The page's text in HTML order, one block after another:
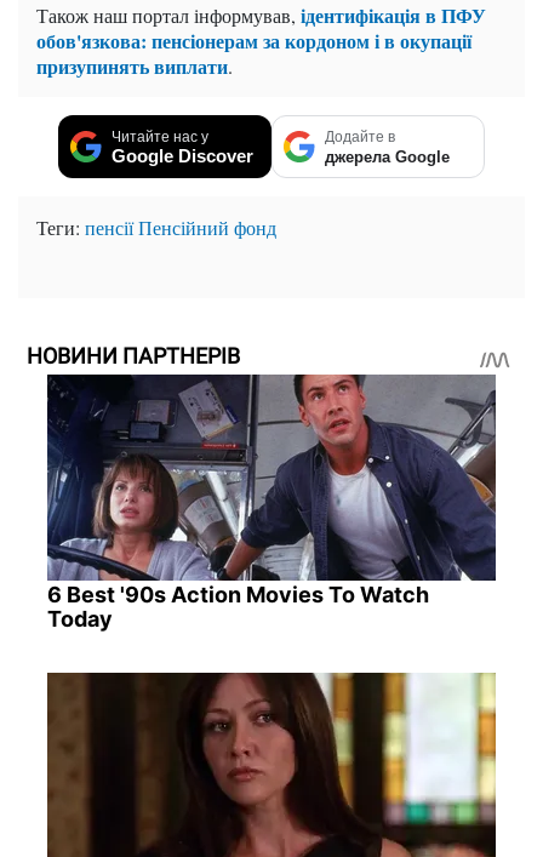
Також наш портал інформував, ідентифікація в ПФУ
обов'язкова: пенсіонерам за кордоном і в окупації
призупинять виплати.
Читайте нас у
Google Discover
Додайте в
джерела Google
Теги: пенсіїПенсійний фонд
НОВИНИ ПАРТНЕРІВ
6 Best '90s Action Movies To Watch
Today